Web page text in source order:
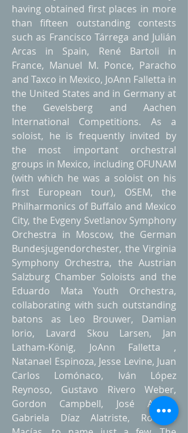
having obtained first places in more
than fifteen outstanding contests
such as Francisco Tárrega and Julián
Arcas in Spain, René Bartoli in
France, Manuel M. Ponce, Paracho
and Taxco in Mexico, JoAnn Falletta in
the United States and in Germany at
the Gevelsberg and Aachen
International Competitions. As a
soloist, he is frequently invited by
the most important orchestral
groups in Mexico, including OFUNAM
(with which he was a soloist on his
first European tour), OSEM, the
Philharmonics of Buffalo and Mexico
City, the Evgeny Svetlanov Symphony
Orchestra in Moscow, the German
Bundesjugendorchester, the Virginia
Symphony Orchestra, the Austrian
Salzburg Chamber Soloists and the
Eduardo Mata Youth Orchestra,
collaborating with such outstanding
batons as Leo Brouwer, Damian
Iorio, Lavard Skou Larsen, Jan
Latham-König, JoAnn Falletta ,
Natanael Espinoza, Jesse Levine, Juan
Carlos Lomónaco, Iván López
Reynoso, Gustavo Rivero Weber,
Gordon Campbell, José Areán,
Gabriela Díaz Alatriste, Rodrigo